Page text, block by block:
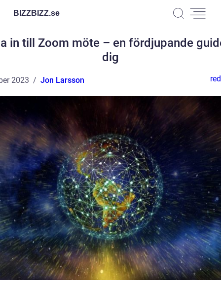
BIZZBIZZ.se
in till Zoom möte – en fördjupande
dig
2023 Jon Larsson